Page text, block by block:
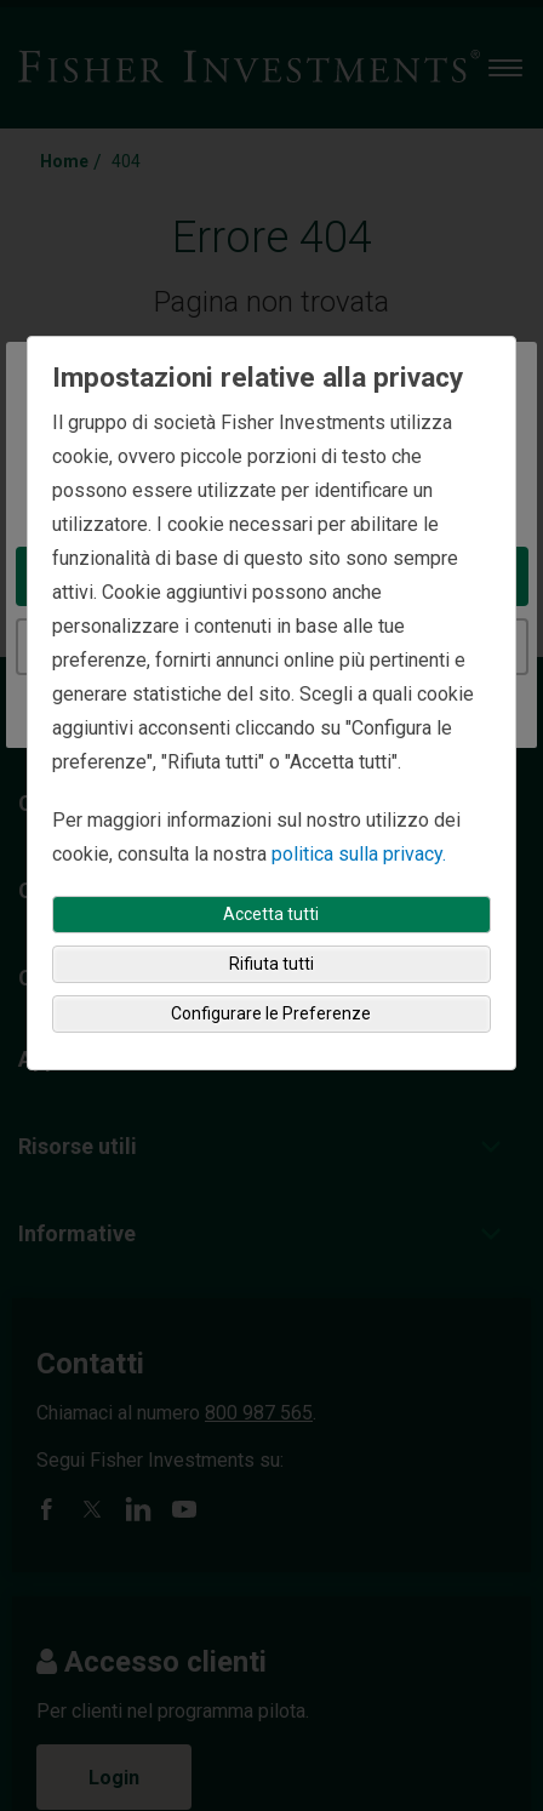
The website you are trying to reach is
intended for investors in Italy
You appear to be in the United States
Take me to the United States website
Continue to the Italy website
Home / 404
Errore 404
Pagina non trovata
La pagina richiesta potrebbe non
esistere più o potresti aver digitato
l'indirizzo (URL) in modo errato.
Ritorna alla Home Page
Chi siamo
Clienti privati
Clienti istituzionali
Contatti
Approfondimenti
Risorse utili
Informative
Contatti
Chiamaci al numero 800 987 565.
Segui Fisher Investments su:
Accesso clienti
Per clienti nel programma pilota.
Login
Impostazioni relative alla privacy
Il gruppo di società Fisher Investments utilizza
cookie, ovvero piccole porzioni di testo che
possono essere utilizzate per identificare un
utilizzatore. I cookie necessari per abilitare le
funzionalità di base di questo sito sono sempre
attivi. Cookie aggiuntivi possono anche
personalizzare i contenuti in base alle tue
preferenze, fornirti annunci online più pertinenti e
generare statistiche del sito. Scegli a quali cookie
aggiuntivi acconsenti cliccando su "Configura le
preferenze", "Rifiuta tutti" o "Accetta tutti".
Per maggiori informazioni sul nostro utilizzo dei
cookie, consulta la nostra politica sulla privacy.
Accetta tutti
Rifiuta tutti
Configurare le Preferenze